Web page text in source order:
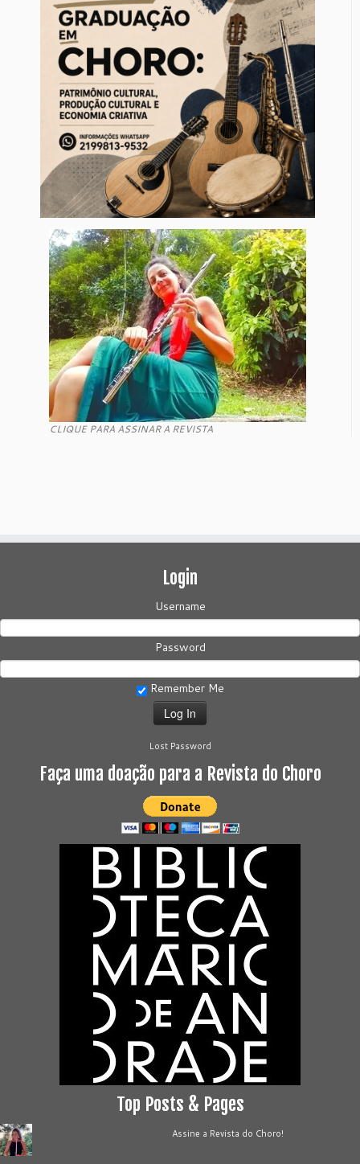
CLIQUE PARA ASSINAR A REVISTA
Login
Username
Password
Remember Me
Lost Password
Faça uma doação para a Revista do Choro
Top Posts & Pages
Assine a Revista do Choro!